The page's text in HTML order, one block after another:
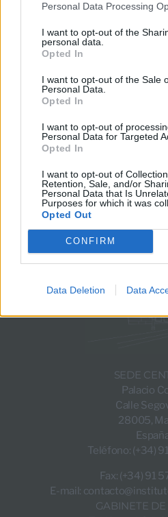
Personal Data Processing
I want to opt-out of the
personal data.
Opted In
I want to opt-out of the Sale
Personal Data.
Opted In
I want to opt-out of
Personal Data for Targeted
Opted In
I want to opt-out of
Retention, Sale, and/or
Personal Data that Is
Purposes for which it was
Opted Out
CONFIRM
Data Deletion Data
La universidad
firma un acuerdo
con el Instituto
SEDE
Palacio
Calle
28005,
Teléfono: (+34)
Fax: (+34) 91
E-mail:
GABINETE